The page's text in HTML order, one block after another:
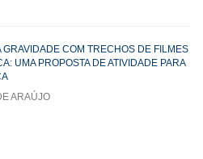
COM TRECHOS DE FILMES
UMA PROPOSTA DE ATIVIDADE PARA
ARAÚJO